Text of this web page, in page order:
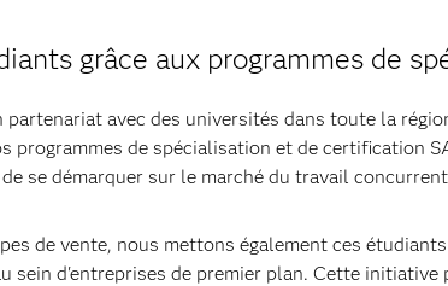
grâce aux programmes de
avec des universités dans toute la
programmes de spécialisation et de
se démarquer sur le marché du travail
de vente, nous mettons également ces
sein d'entreprises de premier plan. Cette